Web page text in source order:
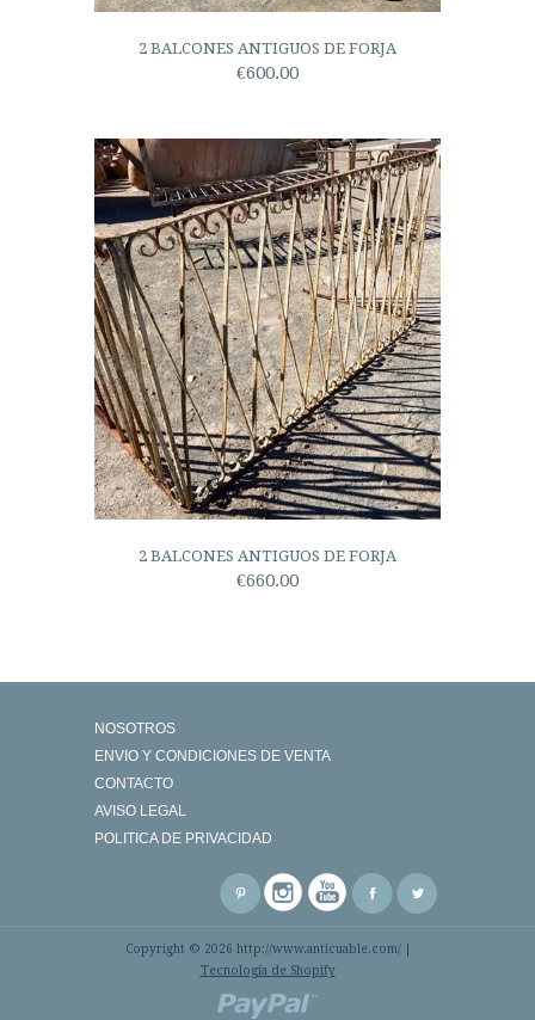
2 BALCONES ANTIGUOS DE FORJA
€600.00
2 BALCONES ANTIGUOS DE FORJA
€660.00
NOSOTROS
ENVIO Y CONDICIONES DE VENTA
CONTACTO
AVISO LEGAL
POLITICA DE PRIVACIDAD
Copyright © 2026 http://www.anticuable.com/ |
Tecnología de Shopify